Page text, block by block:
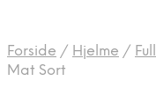
Forside / Hjelme /
Mat Sort